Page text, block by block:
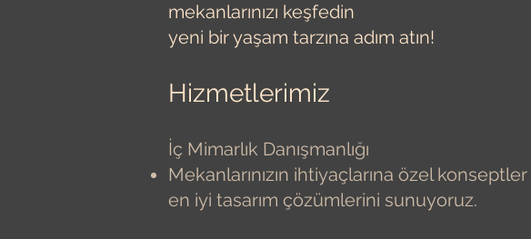
mekanlarınızı keşfedin
yeni bir yaşam tarzına adım atın!
Hizmetlerimiz
İç Mimarlık Danışmanlığı
Mekanlarınızın ihtiyaçlarına özel
en iyi tasarım çözümlerini sunuyoruz.